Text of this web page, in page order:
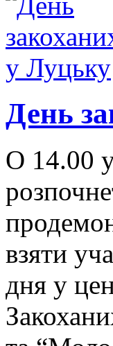
День
О 14.00
взяти
дня у